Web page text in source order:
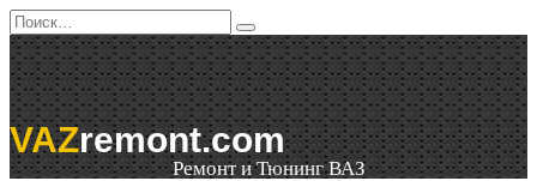
Перейти
к
содержанию
Search
for:
VAZremont.com
Ремонт и Тюнинг ВАЗ